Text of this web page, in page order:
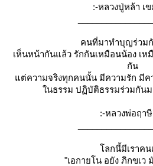
:-หลวงปู่หล้า เ
คนที่มาทำบุญร่วม
เห็นหน้ากันแล้ว รักกันเหมือนน้อง เห
กัน
ต่ความจริงทุกคนนั้น มีความรัก มีค
นธรรม ปฏิบัติธรรมร่วมกัน
:-หลวงพ่อฤาษี
ลกนี้มีเราคน
"เอกายโน อยัง ภิกขเว